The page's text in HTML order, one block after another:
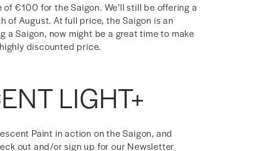
€100 for the Saigon. We’ll still be offering a
August. At full price, the Saigon is an
Saigon, now might be a great time to make
discounted price.
LIGHT+
Paint in action on the Saigon, and
out and/or sign up for our Newsletter